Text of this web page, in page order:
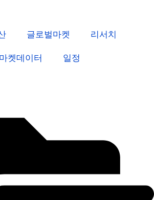
글로벌마켓
리서치
마켓데이터
일정